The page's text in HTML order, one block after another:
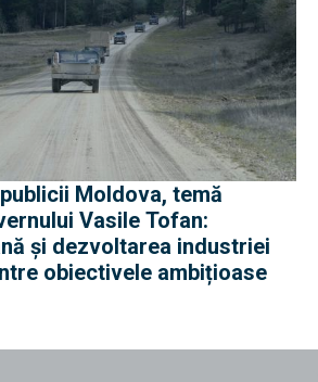
Moldova, temă
Vasile Tofan:
și dezvoltarea industriei
obiectivele ambițioase